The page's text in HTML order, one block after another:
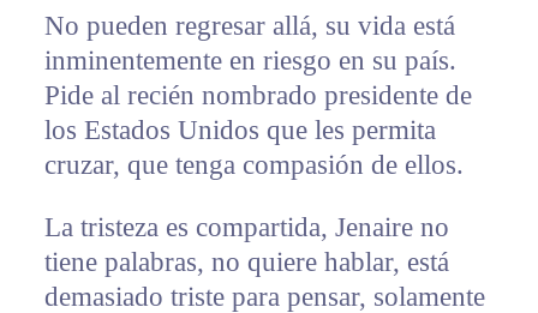
No pueden regresar allá, su vida está
inminentemente en riesgo en su país.
Pide al recién nombrado presidente de
los Estados Unidos que les permita
cruzar, que tenga compasión de ellos.
La tristeza es compartida, Jenaire no
tiene palabras, no quiere hablar, está
demasiado triste para pensar, solamente